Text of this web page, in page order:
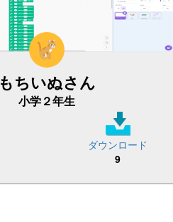
もちいぬさん
小学２年生
ダウンロード
9